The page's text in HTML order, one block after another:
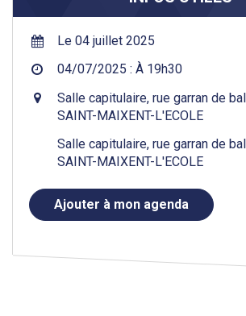
Le 04 juillet 2025
04/07/2025 : À 19h30
Salle capitulaire, rue garran de
SAINT-MAIXENT-L'ECOLE
Salle capitulaire, rue garran de
SAINT-MAIXENT-L'ECOLE
Ajouter à mon agenda